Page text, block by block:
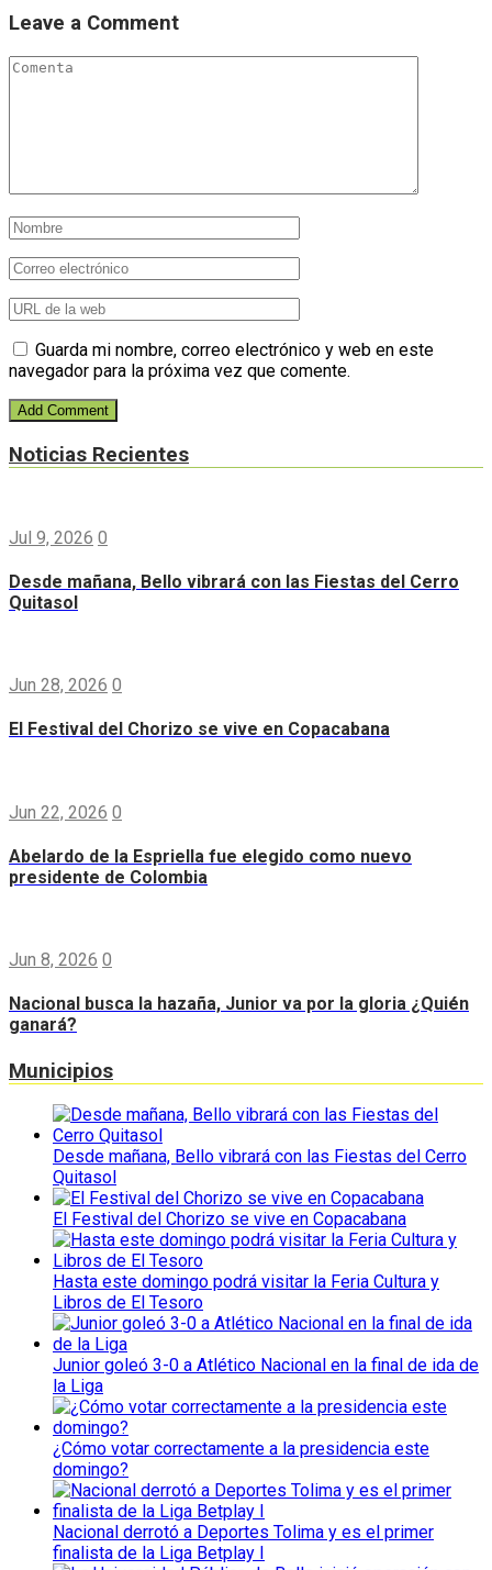
Leave a Comment
Guarda mi nombre, correo electrónico y web en este
navegador para la próxima vez que comente.
Noticias Recientes
Jul 9, 2026 0
Desde mañana, Bello vibrará con las Fiestas del Cerro
Quitasol
Jun 28, 2026 0
El Festival del Chorizo se vive en Copacabana
Jun 22, 2026 0
Abelardo de la Espriella fue elegido como nuevo
presidente de Colombia
Jun 8, 2026 0
Nacional busca la hazaña, Junior va por la gloria ¿Quién
ganará?
Municipios
Desde mañana, Bello vibrará con las Fiestas del Cerro
Quitasol
El Festival del Chorizo se vive en Copacabana
Hasta este domingo podrá visitar la Feria Cultura y
Libros de El Tesoro
Junior goleó 3-0 a Atlético Nacional en la final de ida de
la Liga
¿Cómo votar correctamente a la presidencia este
domingo?
Nacional derrotó a Deportes Tolima y es el primer
finalista de la Liga Betplay I